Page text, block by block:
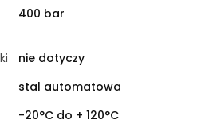
400 bar
nie dotyczy
stal automatowa
-20°C do + 120°C